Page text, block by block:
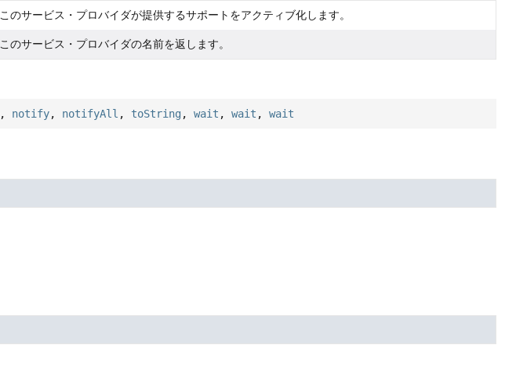
このサービス・プロバイダが提供するサポートをアクティブ化します。
このサービス・プロバイダの名前を返します。
, notify, notifyAll , toString ,wait ,wait ,wait